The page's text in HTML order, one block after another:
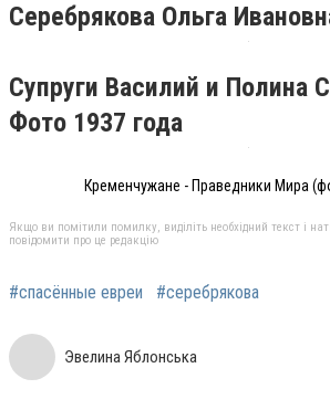
Серебрякова Ольга
Cупруги Василий и Полина
Фото 1937 года
Кременчужане - Праведники Мира
Якщо ви помітили помилку, виділіть необхідний текст і
повідомити про це редакцію
#спасённые евреи #серебрякова
Эвелина Яблонська